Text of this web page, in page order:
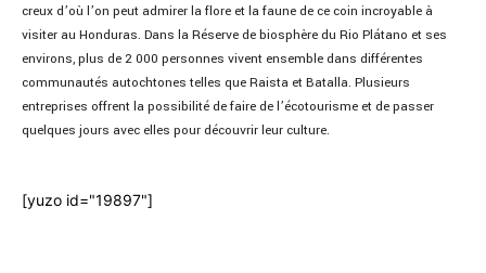
creux d’où l’on peut admirer la flore et la faune de ce coin incroyable à
visiter au Honduras. Dans la Réserve de biosphère du Rio Plátano et ses
environs, plus de 2 000 personnes vivent ensemble dans différentes
communautés autochtones telles que Raista et Batalla. Plusieurs
entreprises offrent la possibilité de faire de l’écotourisme et de passer
quelques jours avec elles pour découvrir leur culture.
[yuzo id="19897"]